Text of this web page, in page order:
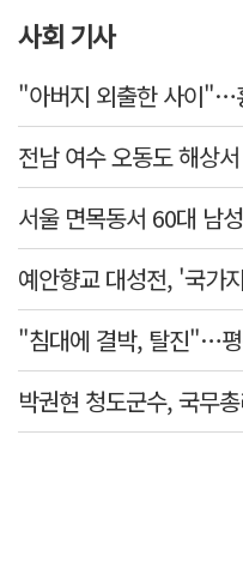
사회 기사
예안향교 대성전, '국가